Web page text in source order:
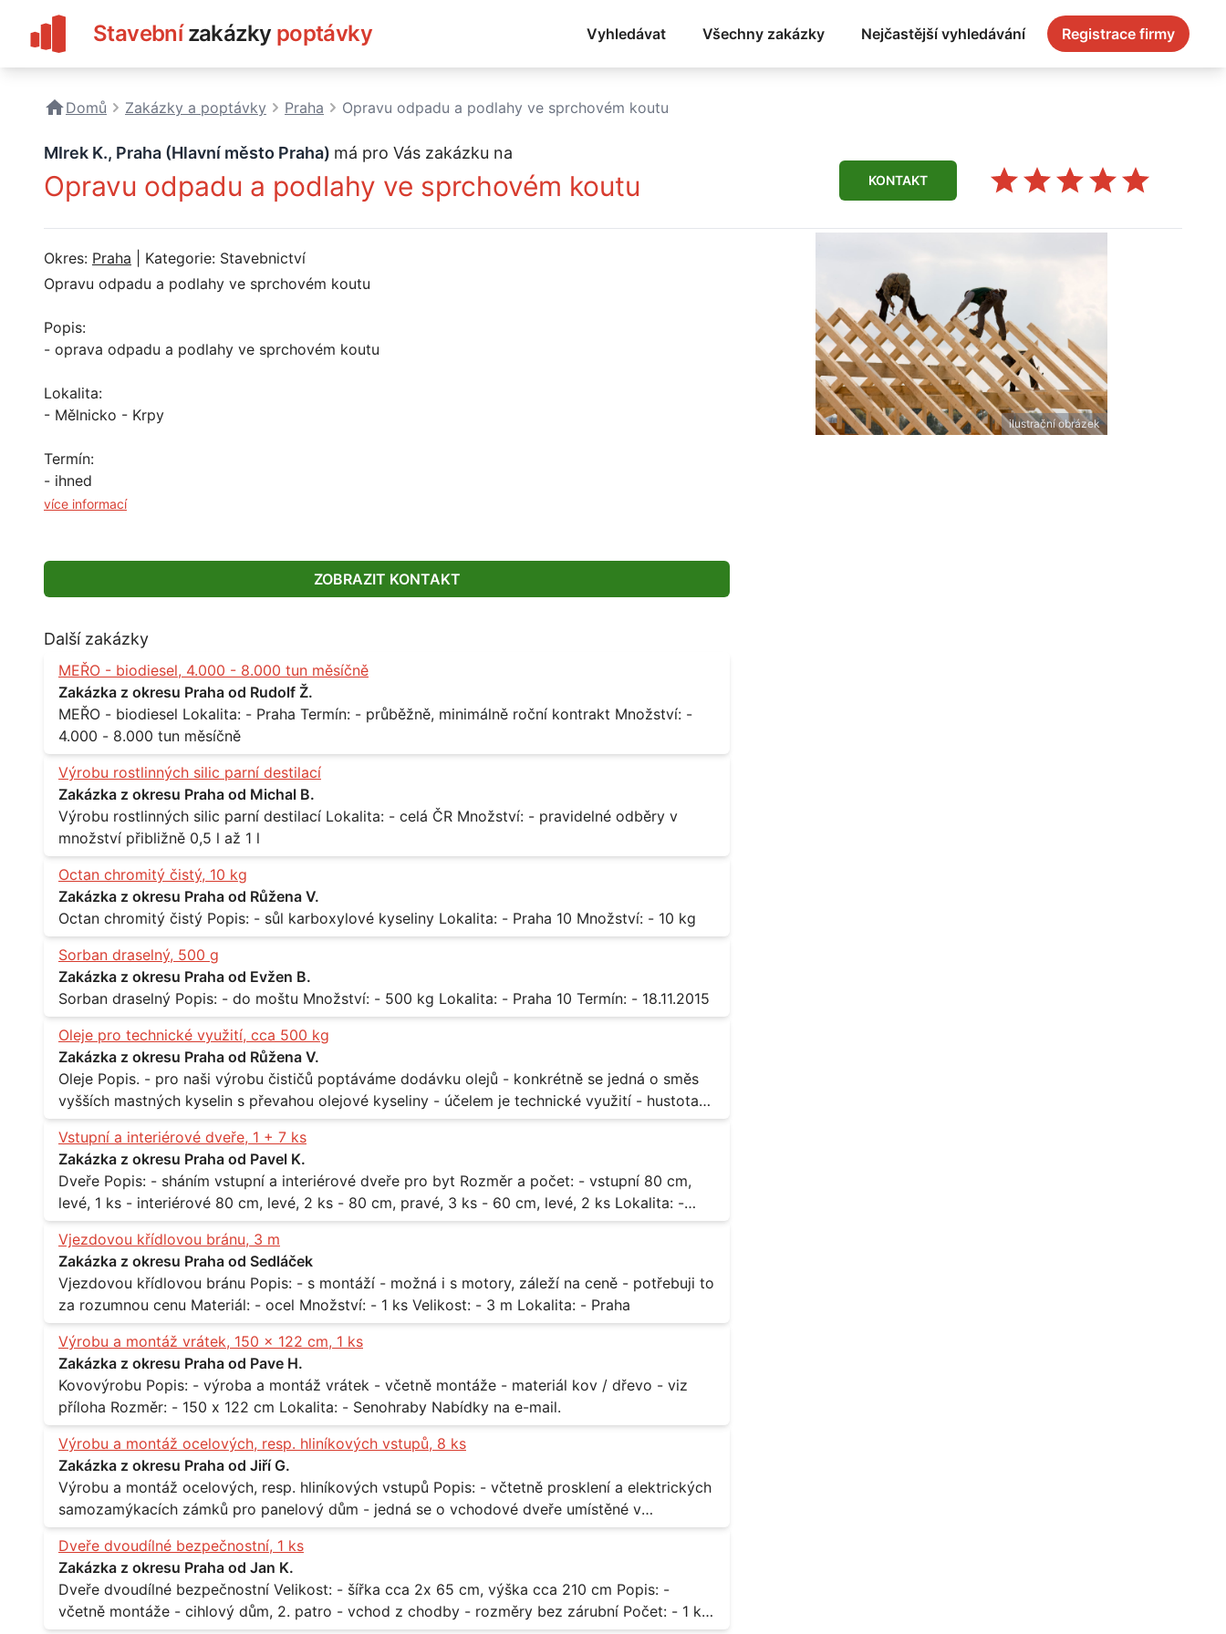
Stavební zakázky poptávky Vyhledávat Všechny zakázky Nejčastější vyhledávání Registrace firmy
Domů Zakázky a poptávky Praha Opravu odpadu a podlahy ve sprchovém koutu
MIrek K., Praha (Hlavní město Praha) má pro Vás zakázku na
Opravu odpadu a podlahy ve sprchovém koutu KONTAKT
Okres: Praha | Kategorie: Stavebnictví
Opravu odpadu a podlahy ve sprchovém koutu
Popis:
- oprava odpadu a podlahy ve sprchovém koutu
Lokalita:
- Mělnicko - Krpy
Termín:
- ihned
více informací
ZOBRAZIT KONTAKT
Další zakázky
MEŘO - biodiesel, 4.000 - 8.000 tun měsíčně
Zakázka z okresu Praha od Rudolf Ž.
MEŘO - biodiesel Lokalita: - Praha Termín: - průběžně, minimálně roční kontrakt Množství: -
4.000 - 8.000 tun měsíčně
Výrobu rostlinných silic parní destilací
Zakázka z okresu Praha od Michal B.
Výrobu rostlinných silic parní destilací Lokalita: - celá ČR Množství: - pravidelné odběry v
množství přibližně 0,5 l až 1 l
Octan chromitý čistý, 10 kg
Zakázka z okresu Praha od Růžena V.
Octan chromitý čistý Popis: - sůl karboxylové kyseliny Lokalita: - Praha 10 Množství: - 10 kg
Sorban draselný, 500 g
Zakázka z okresu Praha od Evžen B.
Sorban draselný Popis: - do moštu Množství: - 500 kg Lokalita: - Praha 10 Termín: - 18.11.2015
Oleje pro technické využití, cca 500 kg
Zakázka z okresu Praha od Růžena V.
Oleje Popis. - pro naši výrobu čističů poptáváme dodávku olejů - konkrétně se jedná o směs
vyšších mastných kyselin s převahou olejové kyseliny - účelem je technické využití - hustota
při 20°C - cca 870 kg / m3 Balení: - po 190 kg v sudu Množství: - cca 500 kg - roční spotřeba
Lokalita: - Praha
Vstupní a interiérové dveře, 1 + 7 ks
Zakázka z okresu Praha od Pavel K.
Dveře Popis: - sháním vstupní a interiérové dveře pro byt Rozměr a počet: - vstupní 80 cm,
levé, 1 ks - interiérové 80 cm, levé, 2 ks - 80 cm, pravé, 3 ks - 60 cm, levé, 2 ks Lokalita: -
Praha 10
Vjezdovou křídlovou bránu, 3 m
Zakázka z okresu Praha od Sedláček
Vjezdovou křídlovou bránu Popis: - s montáží - možná i s motory, záleží na ceně - potřebuji to
za rozumnou cenu Materiál: - ocel Množství: - 1 ks Velikost: - 3 m Lokalita: - Praha
Výrobu a montáž vrátek, 150 x 122 cm, 1 ks
Zakázka z okresu Praha od Pave H.
Kovovýrobu Popis: - výroba a montáž vrátek - včetně montáže - materiál kov / dřevo - viz
příloha Rozměr: - 150 x 122 cm Lokalita: - Senohraby Nabídky na e-mail.
Výrobu a montáž ocelových, resp. hliníkových vstupů, 8 ks
Zakázka z okresu Praha od Jiří G.
Výrobu a montáž ocelových, resp. hliníkových vstupů Popis: - včtetně prosklení a elektrických
samozamýkacích zámků pro panelový dům - jedná se o vchodové dveře umístěné v
zarámovaném a proskleném portálu - předmětem dodávky bude i demontáž stávajících a už
nevyhovujících prosklených, umělohmotných vstupů Množství: - 8 ks Lokalita: - 7, 9, 11, 13,
Praha 10 Strašnice Termín: - III.Q. 2015 Je nutná návštěva odpovědného pracovníka
dodavatele k zaměření, kalkulace ceny a termínu dodávky.
Dveře dvoudílné bezpečnostní, 1 ks
Zakázka z okresu Praha od Jan K.
Dveře dvoudílné bezpečnostní Velikost: - šířka cca 2x 65 cm, výška cca 210 cm Popis: -
včetně montáže - cihlový dům, 2. patro - vchod z chodby - rozměry bez zárubní Počet: - 1 ks
ilustrační obrázek